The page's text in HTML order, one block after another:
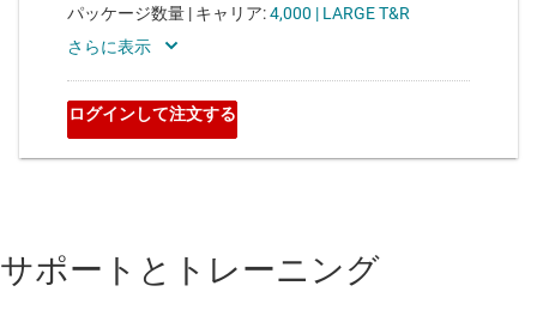
サポートとトレーニング